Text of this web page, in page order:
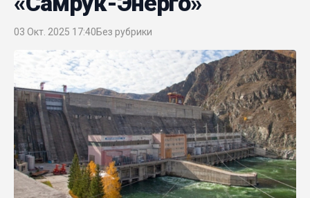
03 Окт. 2025 17:40Без рубрики